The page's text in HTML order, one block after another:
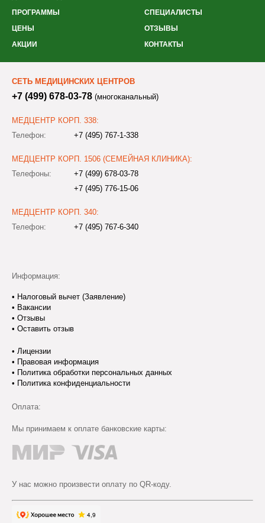
ПРОГРАММЫ
СПЕЦИАЛИСТЫ
ЦЕНЫ
ОТЗЫВЫ
АКЦИИ
КОНТАКТЫ
СЕТЬ МЕДИЦИНСКИХ ЦЕНТРОВ
+7 (499) 678-03-78 (многоканальный)
МЕДЦЕНТР КОРП. 338:
Телефон:
+7 (495) 767-1-338
МЕДЦЕНТР КОРП. 1506 (СЕМЕЙНАЯ КЛИНИКА):
Телефоны:
+7 (499) 678-03-78
+7 (495) 776-15-06
МЕДЦЕНТР КОРП. 340:
Телефон:
+7 (495) 767-6-340
Информация:
• Налоговый вычет (Заявление)
• Вакансии
• Отзывы
• Оставить отзыв
• Лицензии
• Правовая информация
• Политика обработки персональных данных
• Политика конфиденциальности
Оплата:
Мы принимаем к оплате банковские карты:
У нас можно произвести оплату по QR-коду.